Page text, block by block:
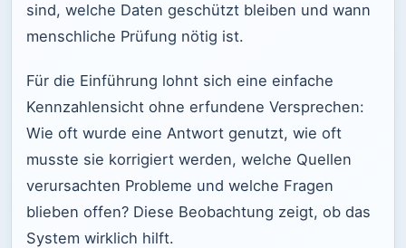
sind, welche Daten geschützt bleiben und wann
menschliche Prüfung nötig ist.
Für die Einführung lohnt sich eine einfache
Kennzahlensicht ohne erfundene Versprechen:
Wie oft wurde eine Antwort genutzt, wie oft
musste sie korrigiert werden, welche Quellen
verursachten Probleme und welche Fragen
blieben offen? Diese Beobachtung zeigt, ob das
System wirklich hilft.